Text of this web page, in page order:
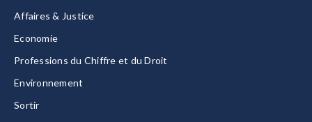
Affaires & Justice
Economie
Professions du Chiffre et du Droit
Environnement
Sortir